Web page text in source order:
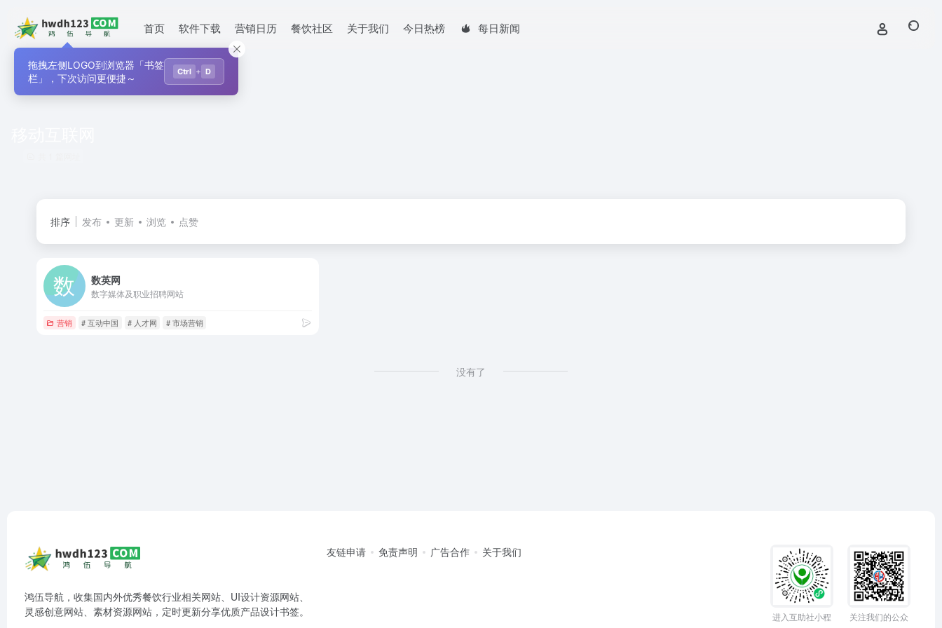
首页 软件下载 营销日历 餐饮社区 关于我们 今日热榜 每日新闻
排序 发布 更新 浏览 点赞
数英网
数字媒体及职业招聘网站
营销 # 互动中国 # 人才网 # 市场营销
没有了
鸿伍导航，收集国内外优秀餐饮行业相关网站、UI设计资源网站、
灵感创意网站、素材资源网站，定时更新分享优质产品设计书签。
友链申请 免责声明 广告合作 关于我们
进入互助社小程
关注我们的公众
拖拽左侧LOGO到浏览器「书签
栏」，下次访问更便捷～
Ctrl + D